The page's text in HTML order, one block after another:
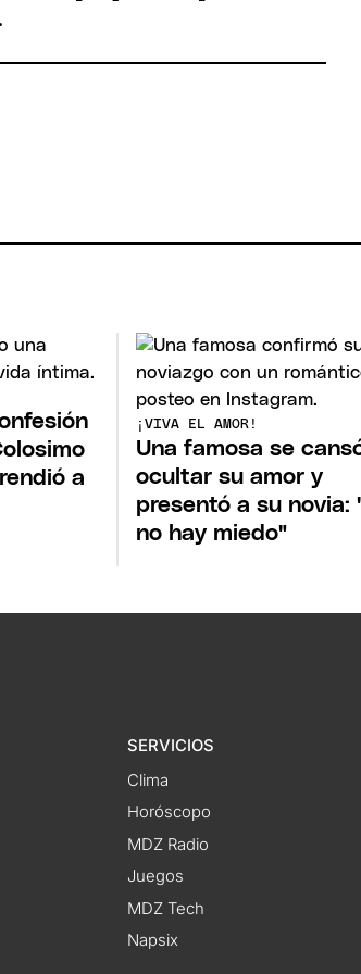
a
¡VIVA EL AMOR!
Una famosa se
ocultar su amor y
presentó a su novia:
no hay miedo"
SERVICIOS
Clima
Horóscopo
MDZ Radio
Juegos
MDZ Tech
Napsix